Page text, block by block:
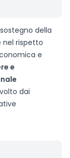
della
nel rispetto
e
e
dai